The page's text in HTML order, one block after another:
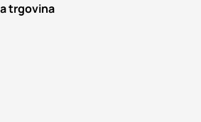
trgovina